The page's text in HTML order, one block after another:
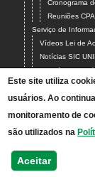
Cronograma
Reuniões
Serviço de
Vídeos Lei de
Notícias SIC
Relatórios
Fluxograma SIC
Perguntas
Dados Abertos
LGPD - Lei Geral
Transparência e
Consulta
Este site utiliza
usuários. Ao
monitoramento de
são utilizados na
Aceitar